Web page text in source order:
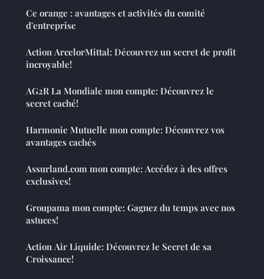
Ce orange : avantages et activités du comité
d'entreprise
Action ArcelorMittal: Découvrez un secret de profit
incroyable!
AG2R La Mondiale mon compte: Découvrez le
secret caché!
Harmonie Mutuelle mon compte: Découvrez vos
avantages cachés
Assurland.com mon compte: Accédez à des offres
exclusives!
Groupama mon compte: Gagnez du temps avec nos
astuces!
Action Air Liquide: Découvrez le Secret de sa
Croissance!